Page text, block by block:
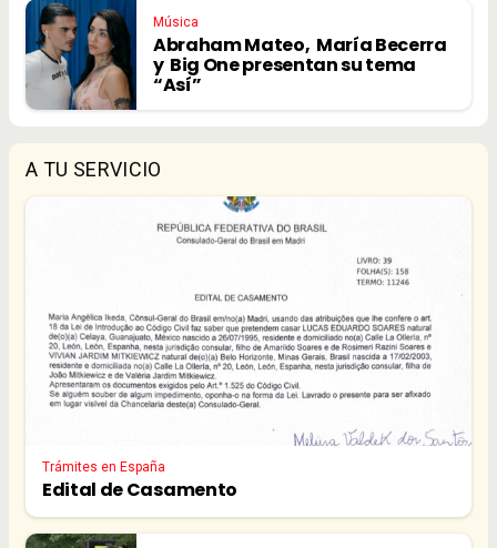
Música
Abraham Mateo, María Becerra
y Big One presentan su tema
“Así”
A TU SERVICIO
Trámites en España
Edital de Casamento